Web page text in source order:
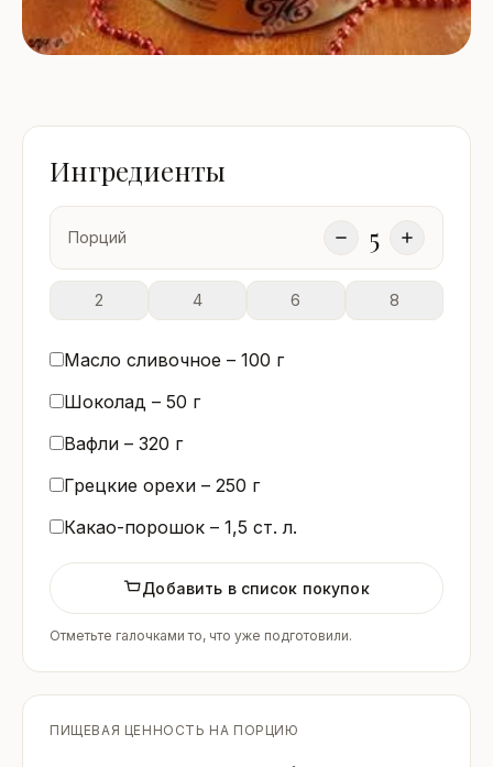
Ингредиенты
Порций 5
2 4 6 8
Масло сливочное – 100 г
Шоколад – 50 г
Вафли – 320 г
Грецкие орехи – 250 г
Какао-порошок – 1,5 ст. л.
Добавить в список покупок
Отметьте галочками то, что уже подготовили.
ПИЩЕВАЯ ЦЕННОСТЬ НА ПОРЦИЮ